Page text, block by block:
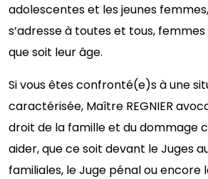
adolescentes et les jeunes
s’adresse à toutes et tous,
que soit leur âge.
Si vous êtes confronté(e)s à une
caractérisée, Maître REGNIER
droit de la famille et du dommage
aider, que ce soit devant le Juges
familiales, le Juge pénal ou encore